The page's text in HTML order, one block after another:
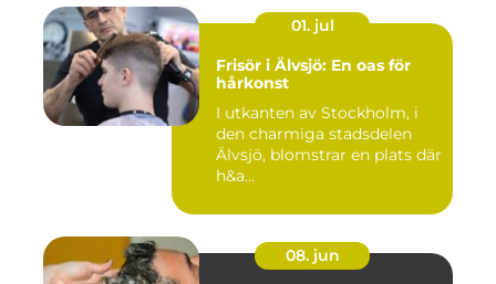
01. jul
Frisör i Älvsjö: En oas för
hårkonst
I utkanten av Stockholm, i
den charmiga stadsdelen
Älvsjö, blomstrar en plats där
h&a...
08. jun